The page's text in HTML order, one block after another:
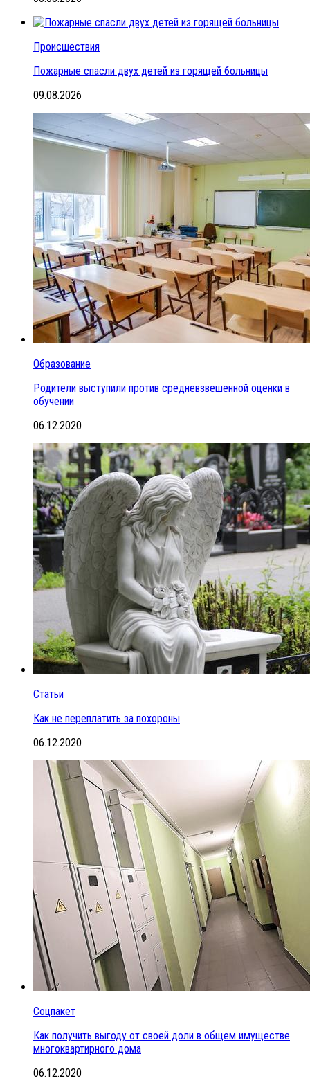
Происшествия
Пожарные спасли двух детей из горящей больницы
09.08.2026
Образование
Родители выступили против средневзвешенной оценки в
обучении
06.12.2020
Статьи
Как не переплатить за похороны
06.12.2020
Соцпакет
Как получить выгоду от своей доли в общем имуществе
многоквартирного дома
06.12.2020